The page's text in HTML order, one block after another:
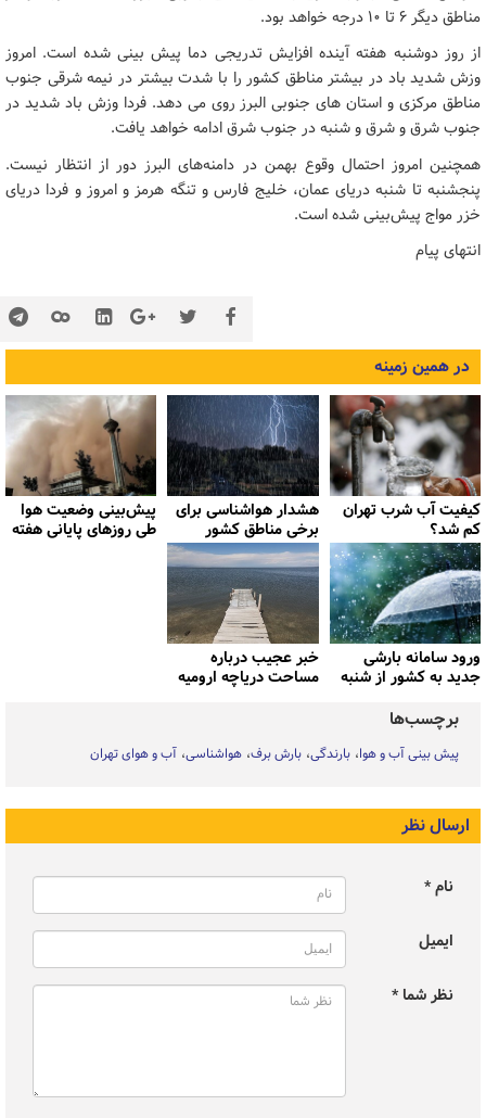
مناطق دیگر ۶ تا ۱۰ درجه خواهد بود.
از روز دوشنبه هفته آینده افزایش تدریجی دما پیش بینی شده است. امروز
وزش شدید باد در بیشتر مناطق کشور را با شدت بیشتر در نیمه شرقی جنوب
مناطق مرکزی و استان های جنوبی البرز روی می دهد. فردا وزش باد شدید در
جنوب شرق و شرق و شنبه در جنوب شرق ادامه خواهد یافت.
همچنین امروز احتمال وقوع بهمن در دامنه‌های البرز دور از انتظار نیست.
پنجشنبه تا شنبه دریای عمان، خلیج فارس و تنگه هرمز و امروز و فردا دریای
خزر مواج پیش‌بینی شده است.
انتهای پیام
در همین زمینه
کیفیت آب شرب تهران
کم شد؟
هشدار هواشناسی برای
برخی مناطق کشور
پیش‌بینی وضعیت هوا
طی روزهای پایانی هفته
ورود سامانه بارشی
جدید به کشور از شنبه
خبر عجیب درباره
مساحت دریاچه ارومیه
برچسب‌ها
پیش بینی آب و هوا بارندگی بارش برف هواشناسی آب و هوای تهران
ارسال نظر
نام *
ایمیل
نظر شما *